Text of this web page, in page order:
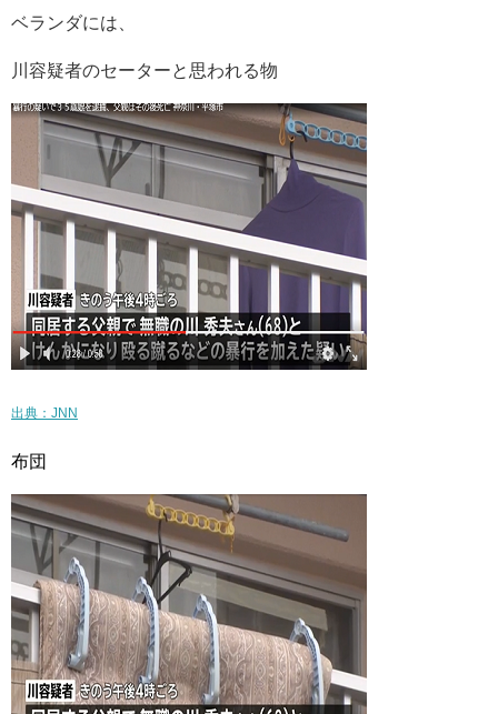
ベランダには、
川容疑者のセーターと思われる物
出典：JNN
布団